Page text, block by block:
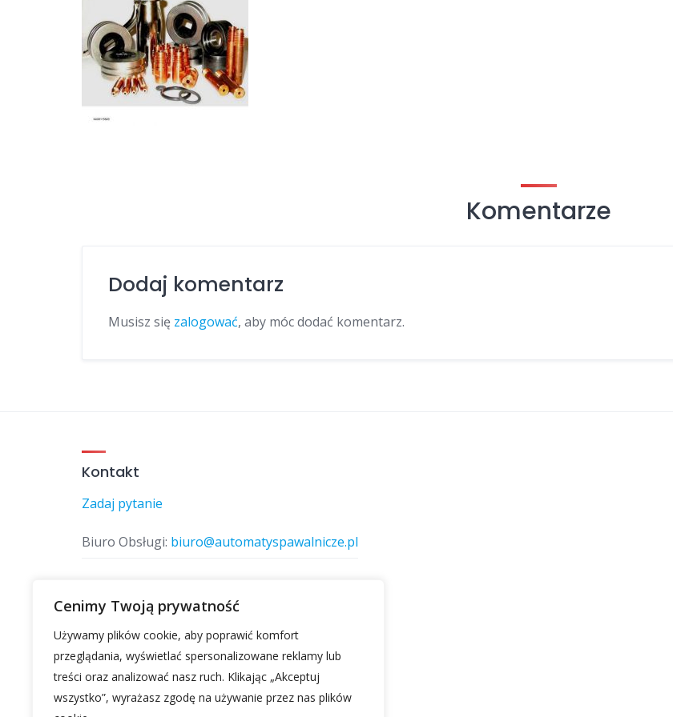
Cenimy Twoją prywatność
Używamy plików cookie, aby poprawić komfort
przeglądania, wyświetlać spersonalizowane reklamy lub
treści oraz analizować nasz ruch. Klikając „Akceptuj
wszystko”, wyrażasz zgodę na używanie przez nas plików
Komentarze
Dodaj komentarz
Musisz się zalogować, aby móc dodać komentarz.
Kontakt
Zadaj pytanie
Biuro Obsługi: biuro@automatyspawalnicze.pl
Znajdz nas